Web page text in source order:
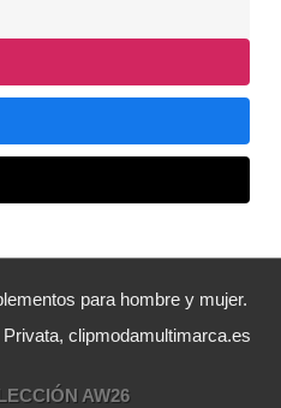
para hombre y mujer.
clipmodamultimarca.es
AW26